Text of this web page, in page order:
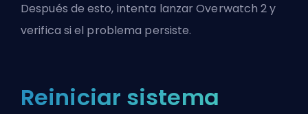
Después de esto, intenta lanzar Overwatch 2 y
verifica si el problema persiste.
Reiniciar sistema